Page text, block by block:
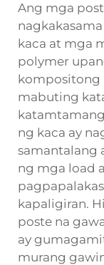
Ang mga
kaca at mga
polymer
kompositong
mabuting
ng kaca ay
samantalang
ng mga load
kapaligiran.
poste na
ay
murang